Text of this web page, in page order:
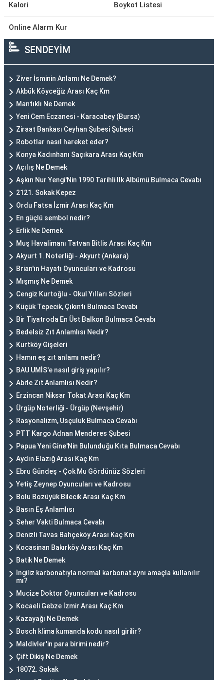
Kalori
Boykot Listesi
Online Alarm Kur
SENDEYİM
Ziver İsminin Anlamı Ne Demek?
Akbük Köyceğiz Arası Kaç Km
Mantıklı Ne Demek
Yeni Cem Eczanesi - Karacabey (Bursa)
Ziraat Bankası Ceyhan Şubesi Şubesi
Robotlar nasıl hareket eder?
Konya Kadınhanı Saçıkara Arası Kaç Km
Açılış Ne Demek
Aşkın Nur Yengi'Nin 1990 Tarihli Ilk Albümü Bulmaca Cevabı
2121. Sokak Kepez
Ordu Fatsa İzmir Arası Kaç Km
En güçlü sembol nedir?
Erlik Ne Demek
Muş Havalimanı Tatvan Bitlis Arası Kaç Km
Akyurt 1. Noterliği - Akyurt (Ankara)
Brian'ın Hayatı Oyuncuları ve Kadrosu
Mışmış Ne Demek
Cengiz Kurtoğlu - Okul Yılları Sözleri
Küçük Tepecik, Çıkıntı Bulmaca Cevabı
Bir Tiyatroda En Üst Balkon Bulmaca Cevabı
Bedelsiz Zıt Anlamlısı Nedir?
Kurtköy Gişeleri
Hamın eş zıt anlamı nedir?
BAU UMİS'e nasıl giriş yapılır?
Abite Zıt Anlamlısı Nedir?
Erzincan Niksar Tokat Arası Kaç Km
Ürgüp Noterliği - Ürgüp (Nevşehir)
Rasyonalizm, Usçuluk Bulmaca Cevabı
PTT Kargo Adnan Menderes Şubesi
Papua Yeni Gine'Nin Bulunduğu Kıta Bulmaca Cevabı
Aydın Elazığ Arası Kaç Km
Ebru Gündeş - Çok Mu Gördünüz Sözleri
Yetiş Zeynep Oyuncuları ve Kadrosu
Bolu Bozüyük Bilecik Arası Kaç Km
Basın Eş Anlamlısı
Seher Vakti Bulmaca Cevabı
Denizli Tavas Bahçeköy Arası Kaç Km
Kocasinan Bakırköy Arası Kaç Km
Batik Ne Demek
İngiliz karbonatıyla normal karbonat aynı amaçla kullanılır
mı?
Mucize Doktor Oyuncuları ve Kadrosu
Kocaeli Gebze İzmir Arası Kaç Km
Kazayağı Ne Demek
Bosch klima kumanda kodu nasıl girilir?
Maldivler'in para birimi nedir?
Çift Dikiş Ne Demek
18072. Sokak